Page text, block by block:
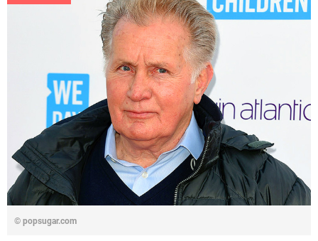
© popsugar.com